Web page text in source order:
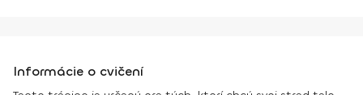
Informácie o cvičení